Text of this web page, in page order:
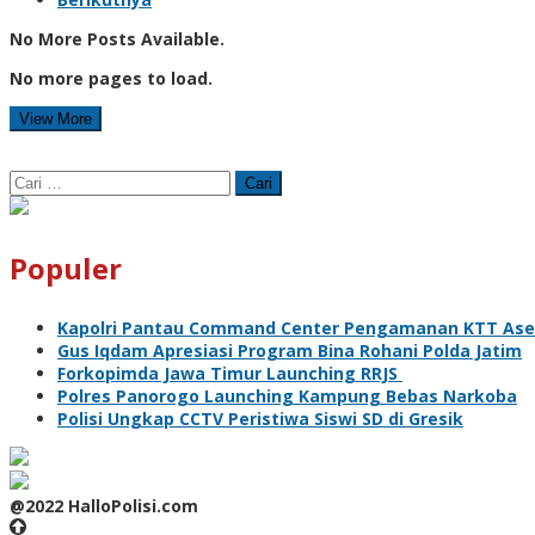
No More Posts Available.
No more pages to load.
View More
Cari
untuk:
Populer
Kapolri Pantau Command Center Pengamanan KTT
Gus Iqdam Apresiasi Program Bina Rohani Polda Jatim
Forkopimda Jawa Timur Launching RRJS
Polres Panorogo Launching Kampung Bebas Narkoba
Polisi Ungkap CCTV Peristiwa Siswi SD di Gresik
@2022 HalloPolisi.com